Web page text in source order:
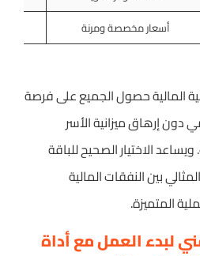
أسعار مخصصة ومرنة
المالية حصول الجميع على فرصة
دون إرهاق ميزانية الأسر
الاختيار الصحيح للباقة
بين النفقات المالية
المتميزة.
لبدء العمل مع أداة